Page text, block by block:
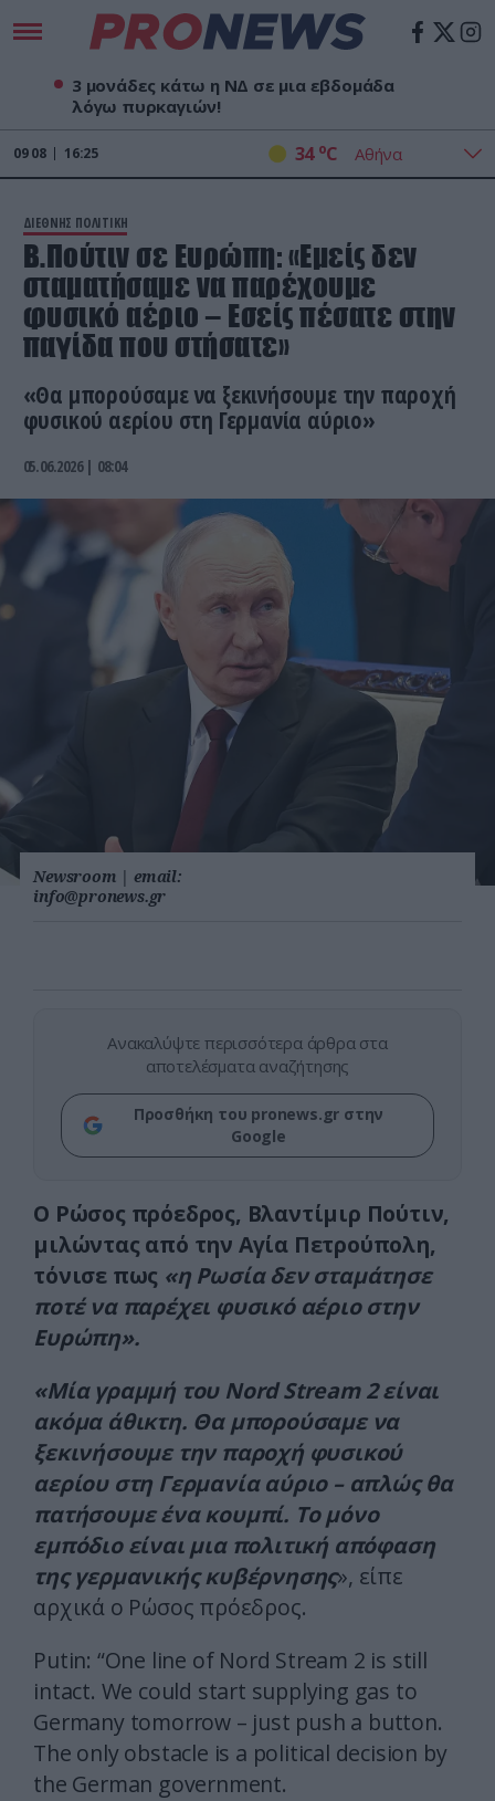
3 μονάδες κάτω η ΝΔ σε μια εβδομάδα
λόγω πυρκαγιών!
09 08 16:25 34 oC
ΔΙΕΘΝΗΣ ΠΟΛΙΤΙΚΗ
Β.Πούτιν σε Ευρώπη: «Εμείς δεν
σταματήσαμε να παρέχουμε
φυσικό αέριο – Εσείς πέσατε στην
παγίδα που στήσατε»
«Θα μπορούσαμε να ξεκινήσουμε την παροχή
φυσικού αερίου στη Γερμανία αύριο»
05.06.2026 | 08:04
Newsroom | email:
info@pronews.gr
Ανακαλύψτε περισσότερα άρθρα στα
αποτελέσματα αναζήτησης
Προσθήκη του pronews.gr στην
Google
Ο Ρώσος πρόεδρος, Βλαντίμιρ Πούτιν,
μιλώντας από την Αγία Πετρούπολη,
τόνισε πως «η Ρωσία δεν σταμάτησε
ποτέ να παρέχει φυσικό αέριο στην
Ευρώπη».
«Μία γραμμή του Nord Stream 2 είναι
ακόμα άθικτη. Θα μπορούσαμε να
ξεκινήσουμε την παροχή φυσικού
αερίου στη Γερμανία αύριο – απλώς θα
πατήσουμε ένα κουμπί. Το μόνο
εμπόδιο είναι μια πολιτική απόφαση
της γερμανικής κυβέρνησης», είπε
αρχικά ο Ρώσος πρόεδρος.
Putin: “One line of Nord Stream 2 is still
intact. We could start supplying gas to
Germany tomorrow – just push a button.
The only obstacle is a political decision by
the German government.